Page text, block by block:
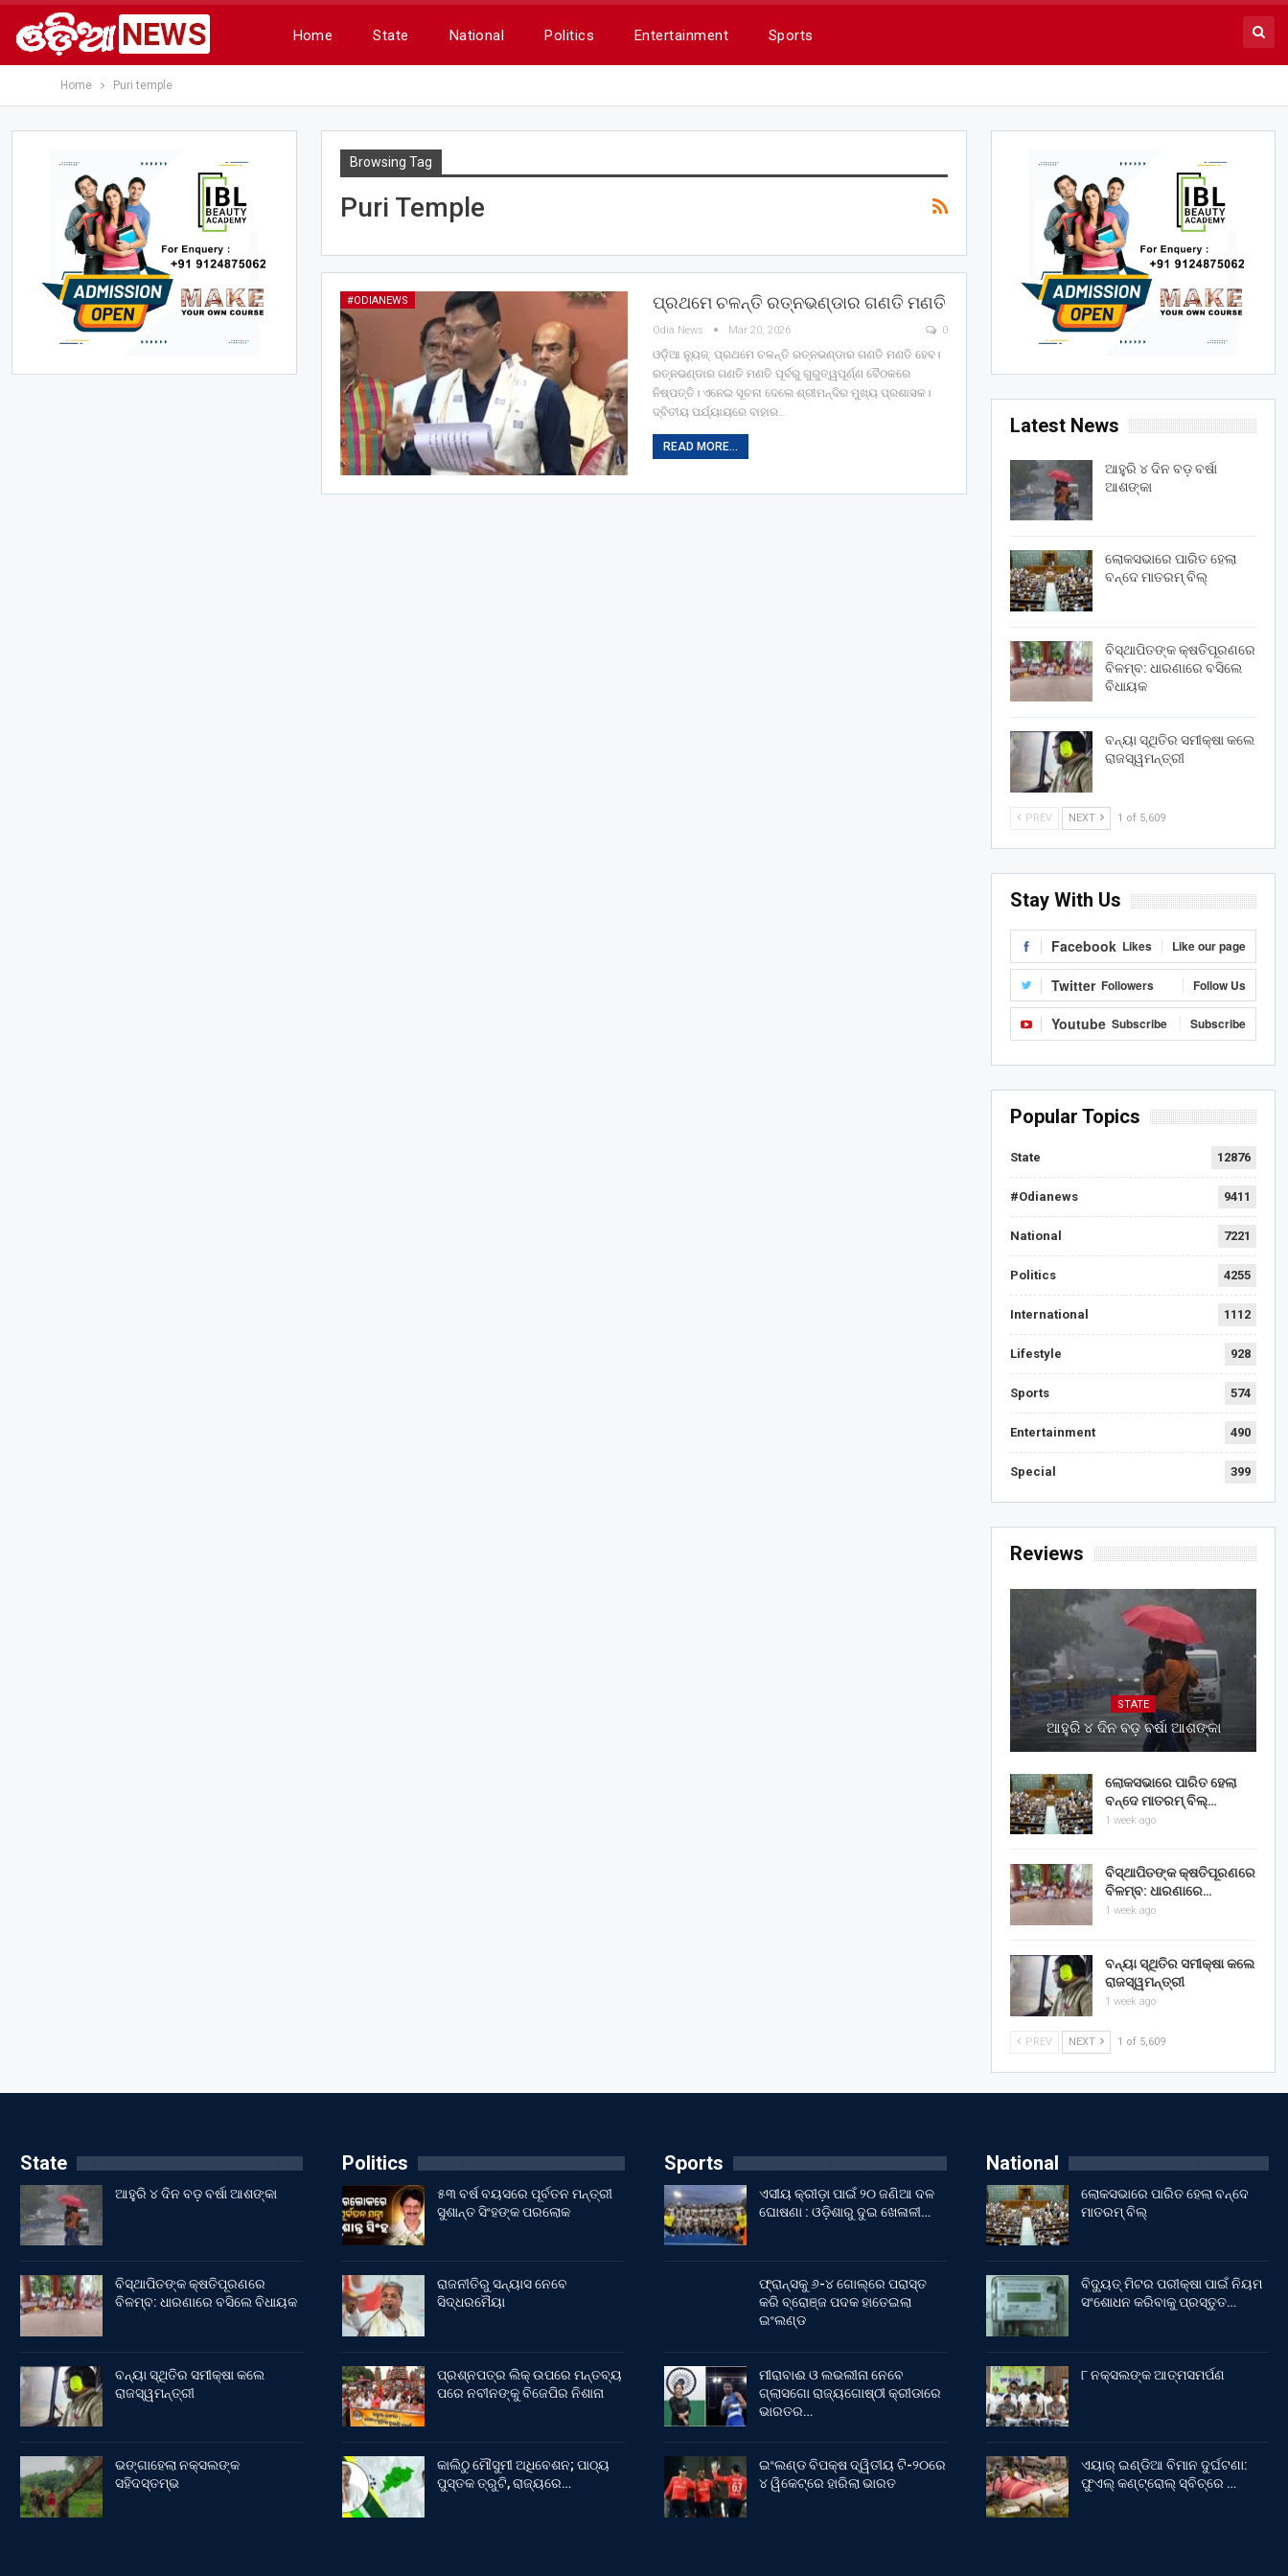
Home State National Politics Entertainment Sports
Home Puri temple
Browsing Tag
Puri Temple
#ODIANEWS ପ୍ରଥମେ ଚଳନ୍ତି ରତ୍ନଭଣ୍ଡାର ଗଣତି ମଣତି
Odia News Mar 20, 2026 0
ଓଡ଼ିଆ ନ୍ୟୁଜ୍: ପ୍ରଥମେ ଚଳନ୍ତି ରତ୍ନଭଣ୍ଡାର ଗଣତି ମଣତି ହେବ।
ରତ୍ନଭଣ୍ଡାର ଗଣତି ମଣତି ପୂର୍ବରୁ ଗୁରୁତ୍ୱପୂର୍ଣ୍ଣ ବୈଠକରେ
ନିଷ୍ପତ୍ତି। ଏନେଇ ସୂଚନା ଦେଲେ ଶ୍ରୀମନ୍ଦିର ମୁଖ୍ୟ ପ୍ରଶାସକ।
ଦ୍ବିତୀୟ ପର୍ଯ୍ୟାୟରେ ବାହାର…
READ MORE...
Latest News
ଆହୁରି ୪ ଦିନ ବଡ଼ ବର୍ଷା
ଆଶଙ୍କା
ଲୋକସଭାରେ ପାରିତ ହେଲା
ବନ୍ଦେ ମାତରମ୍‌ ବିଲ୍‌
ବିସ୍ଥାପିତଙ୍କ କ୍ଷତିପୂରଣରେ
ବିଳମ୍ବ: ଧାରଣାରେ ବସିଲେ
ବିଧାୟକ
ବନ୍ୟା ସ୍ଥିତିର ସମୀକ୍ଷା କଲେ
ରାଜସ୍ୱମନ୍ତ୍ରୀ
PREV NEXT 1 of 5,609
Stay With Us
Facebook Likes Like our page
Twitter Followers Follow Us
Youtube Subscribe Subscribe
Popular Topics
State 12876
#Odianews 9411
National 7221
Politics 4255
International 1112
Lifestyle 928
Sports 574
Entertainment 490
Special 399
Reviews
STATE
ଆହୁରି ୪ ଦିନ ବଡ଼ ବର୍ଷା ଆଶଙ୍କା
ଲୋକସଭାରେ ପାରିତ ହେଲା
ବନ୍ଦେ ମାତରମ୍‌ ବିଲ୍‌…
1 week ago
ବିସ୍ଥାପିତଙ୍କ କ୍ଷତିପୂରଣରେ
ବିଳମ୍ବ: ଧାରଣାରେ…
1 week ago
ବନ୍ୟା ସ୍ଥିତିର ସମୀକ୍ଷା କଲେ
ରାଜସ୍ୱମନ୍ତ୍ରୀ
1 week ago
PREV NEXT 1 of 5,609
State
ଆହୁରି ୪ ଦିନ ବଡ଼ ବର୍ଷା ଆଶଙ୍କା
ବିସ୍ଥାପିତଙ୍କ କ୍ଷତିପୂରଣରେ
ବିଳମ୍ବ: ଧାରଣାରେ ବସିଲେ ବିଧାୟକ
ବନ୍ୟା ସ୍ଥିତିର ସମୀକ୍ଷା କଲେ
ରାଜସ୍ୱମନ୍ତ୍ରୀ
ଭଙ୍ଗାହେଲା ନକ୍ସଲଙ୍କ
ସହିଦସ୍ତମ୍ଭ
Politics
୫୩ ବର୍ଷ ବୟସରେ ପୂର୍ବତନ ମନ୍ତ୍ରୀ
ସୁଶାନ୍ତ ସିଂହଙ୍କ ପରଲୋକ
ରାଜନୀତିରୁ ସନ୍ୟାସ ନେବେ
ସିଦ୍ଧରମୈୟା
ପ୍ରଶ୍ନପତ୍ର ଲିକ୍ ଉପରେ ମନ୍ତବ୍ୟ
ପରେ ନବୀନଙ୍କୁ ବିଜେପିର ନିଶାନା
କାଲିଠୁ ମୌସୁମୀ ଅଧିବେଶନ; ପାଠ୍ୟ
ପୁସ୍ତକ ତ୍ରୁଟି, ରାଜ୍ୟରେ…
Sports
ଏସୀୟ କ୍ରୀଡ଼ା ପାଇଁ ୨୦ ଜଣିଆ ଦଳ
ଘୋଷଣା : ଓଡ଼ିଶାରୁ ଦୁଇ ଖେଳାଳୀ…
ଫ୍ରାନ୍ସକୁ ୬-୪ ଗୋଲ୍‌ରେ ପରାସ୍ତ
କରି ବ୍ରୋଞ୍ଜ ପଦକ ହାତେଇଲା
ଇଂଲଣ୍ଡ
ମୀରାବାଈ ଓ ଲଭଲୀନା ନେବେ
ଗ୍ଲାସଗୋ ରାଜ୍ୟଗୋଷ୍ଠୀ କ୍ରୀଡାରେ
ଭାରତର…
ଇଂଲଣ୍ଡ ବିପକ୍ଷ ଦ୍ୱିତୀୟ ଟି-୨୦ରେ
୪ ୱିକେଟ୍‌ରେ ହାରିଲା ଭାରତ
National
ଲୋକସଭାରେ ପାରିତ ହେଲା ବନ୍ଦେ
ମାତରମ୍‌ ବିଲ୍‌
ବିଦ୍ୟୁତ୍ ମିଟର ପରୀକ୍ଷା ପାଇଁ ନିୟମ
ସଂଶୋଧନ କରିବାକୁ ପ୍ରସ୍ତୁତ…
୮ ନକ୍ସଲଙ୍କ ଆତ୍ମସମର୍ପଣ
ଏୟାର୍ ଇଣ୍ଡିଆ ବିମାନ ଦୁର୍ଘଟଣା:
ଫୁଏଲ୍‌ କଣ୍ଟ୍ରୋଲ୍‌ ସ୍ବିଚ୍‌ରେ …